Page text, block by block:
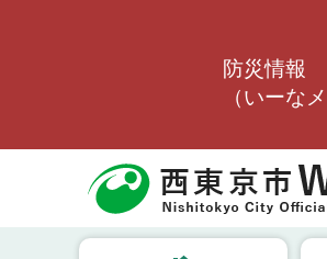
防災情報
（いーな